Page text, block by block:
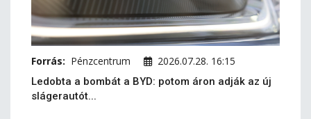
Forrás: Pénzcentrum 2026.07.28. 16:15
Ledobta a bombát a BYD: potom áron adják az új
slágerautót...